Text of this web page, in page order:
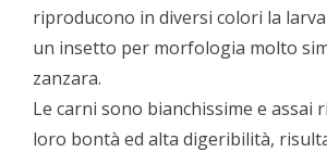
riproducono in diversi colori la
un insetto per morfologia molto
zanzara.
Le carni sono bianchissime e assai
loro bontà ed alta digeribilità,